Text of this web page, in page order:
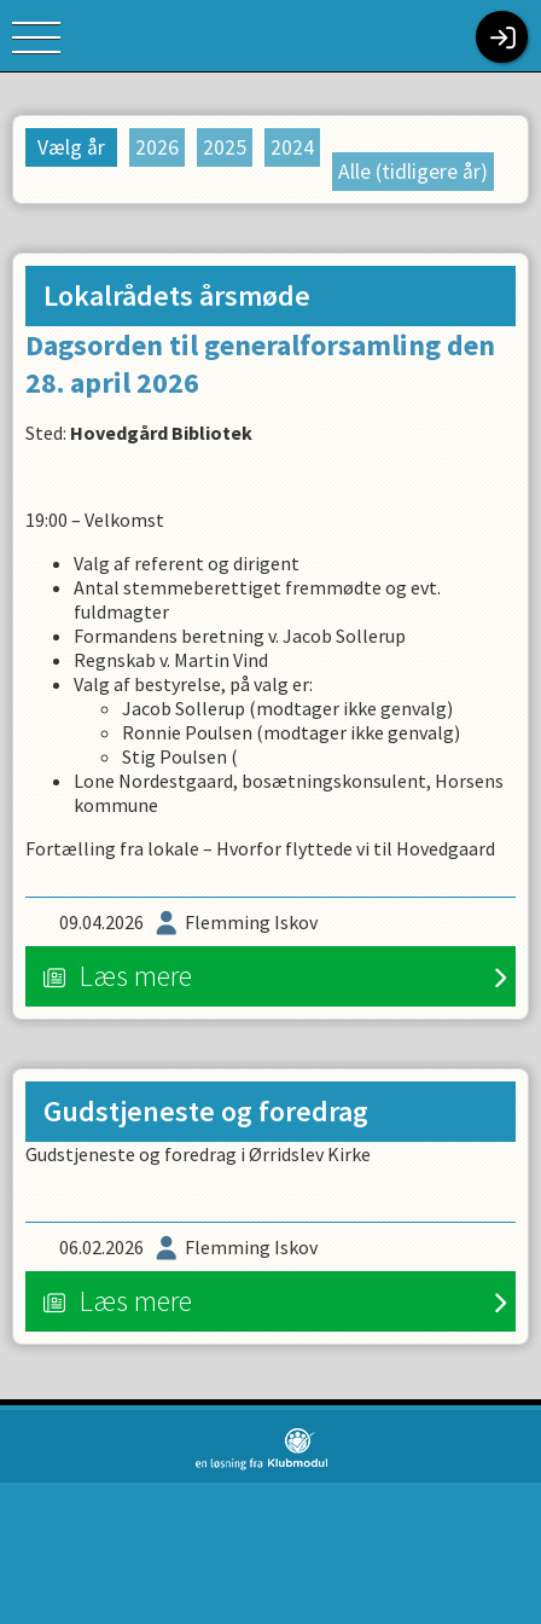
Vælg år 2026 2025
2024
Alle (tidligere år)
Lokalrådets årsmøde
Dagsorden til generalforsamling den
28. april 2026
Sted: Hovedgård Bibliotek
19:00 – Velkomst
Valg af referent og dirigent
Antal stemmeberettiget fremmødte og evt.
fuldmagter
Formandens beretning v. Jacob Sollerup
Regnskab v. Martin Vind
Valg af bestyrelse, på valg er:
Jacob Sollerup (modtager ikke genvalg)
Ronnie Poulsen (modtager ikke genvalg)
Stig Poulsen (
Lone Nordestgaard, bosætningskonsulent, Horsens
kommune
Fortælling fra lokale – Hvorfor flyttede vi til Hovedgaard
09.04.2026 Flemming Iskov
Læs mere
Gudstjeneste og foredrag
Gudstjeneste og foredrag i Ørridslev Kirke
06.02.2026 Flemming Iskov
Læs mere